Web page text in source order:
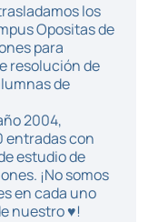
los
Opositas de
para
resolución de
de
2004,
entradas con
estudio de
¡No somos
en cada uno
nuestro ♥!